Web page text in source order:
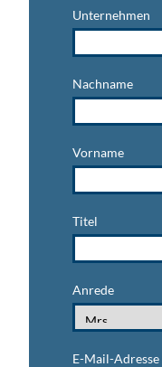
Unternehmen
Nachname
Vorname
Titel
Anrede
E-Mail-Adresse